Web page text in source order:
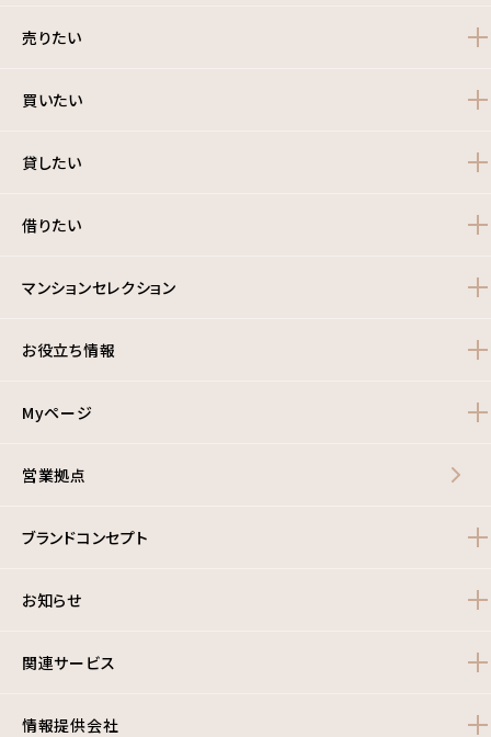
売りたい
買いたい
貸したい
借りたい
マンションセレクション
お役立ち情報
Myページ
営業拠点
ブランドコンセプト
お知らせ
関連サービス
情報提供会社